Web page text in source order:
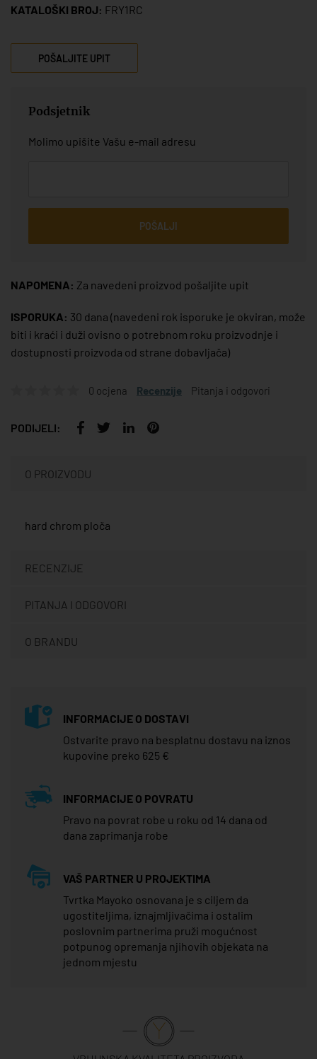
KATALOŠKI BROJ: FRY1RC
POŠALJITE UPIT
Podsjetnik
Molimo upišite Vašu e-mail adresu
POŠALJI
NAPOMENA: Za navedeni proizvod pošaljite upit
ISPORUKA: 30 dana (navedeni rok isporuke je okviran, može
biti i kraći i duži ovisno o potrebnom roku proizvodnje i
dostupnosti proizvoda od strane dobavljača)
0 ocjena Recenzije Pitanja i odgovori
PODIJELI:
O PROIZVODU
hard chrom ploča
RECENZIJE
PITANJA I ODGOVORI
O BRANDU
INFORMACIJE O DOSTAVI
Ostvarite pravo na besplatnu dostavu na iznos
kupovine preko 625 €
INFORMACIJE O POVRATU
Pravo na povrat robe u roku od 14 dana od
dana zaprimanja robe
VAŠ PARTNER U PROJEKTIMA
Tvrtka Mayoko osnovana je s ciljem da
ugostiteljima, iznajmljivačima i ostalim
poslovnim partnerima pruži mogućnost
potpunog opremanja njihovih objekata na
jednom mjestu